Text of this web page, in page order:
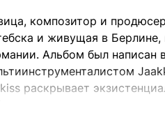
композитор и
и живущая в Берлине,
Альбом был написан
раскрывает
тьмой и светом, в